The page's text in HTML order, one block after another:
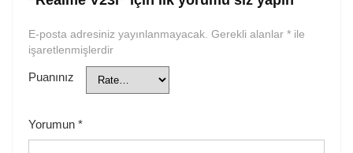
E-posta adresiniz yayınlanmayacak. Gerekli alanlar * ile
işaretlenmişlerdir
Puanınız
Yorumun *